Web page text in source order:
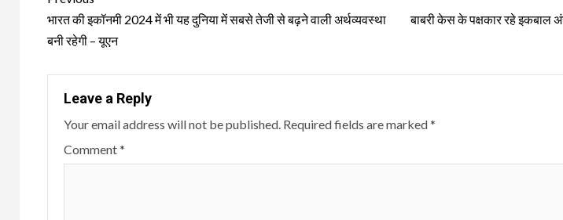
Reading
भारत की इकॉनमी 2024 में भी यह दुनिया में सबसे तेजी से बढ़ने वाली अर्थव्यवस्था
बनी रहेगी – यूएन
बाबरी केस के पक्षकार रहे इकबाल
Leave a Reply
Your email address will not be published. Required fields are marked*
Comment*